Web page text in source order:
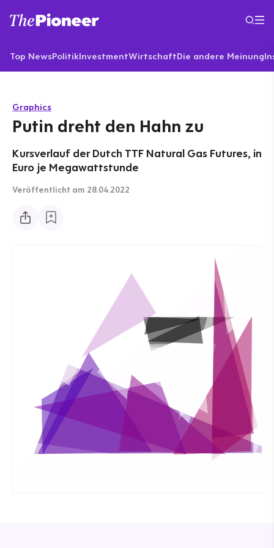
Top NewsPolitikInvestmentWirtschaftDie andere Meinung
Graphics
Putin dreht den Hahn zu
Kursverlauf der Dutch TTF Natural Gas Futures, in
Euro je Megawattstunde
Veröffentlicht am 28.04.2022